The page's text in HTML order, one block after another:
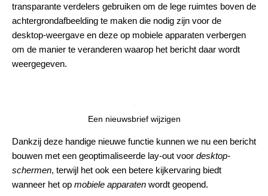
transparante verdelers gebruiken om de lege ruimtes boven de
achtergrondafbeelding te maken die nodig zijn voor de
desktop-weergave en deze op mobiele apparaten verbergen
om de manier te veranderen waarop het bericht daar wordt
weergegeven.
Een nieuwsbrief wijzigen
Dankzij deze handige nieuwe functie kunnen we nu een bericht
bouwen met een geoptimaliseerde lay-out voor desktop-
schermen, terwijl het ook een betere kijkervaring biedt
wanneer het op mobiele apparaten wordt geopend.